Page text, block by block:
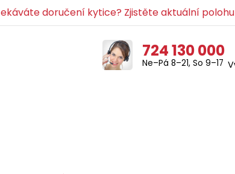
doručení kytice? Zjistěte aktuální
724 130 000
Ne–Pá 8–21, So 9–17